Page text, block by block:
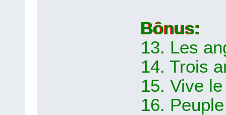
Bônus:
13. Les
14. Trois
15. Vive
16.